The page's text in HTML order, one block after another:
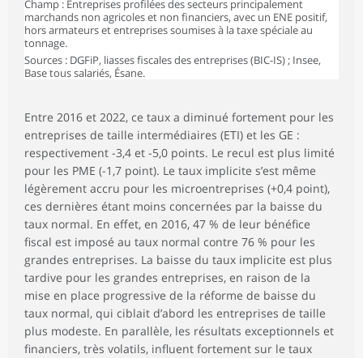
Champ : Entreprises profilées des secteurs principalement
marchands non agricoles et non financiers, avec un ENE positif,
hors armateurs et entreprises soumises à la taxe spéciale au
tonnage.
Sources : DGFiP, liasses fiscales des entreprises (BIC-IS) ; Insee,
Base tous salariés, Ésane.
Entre 2016 et 2022, ce taux a diminué fortement pour les
entreprises de taille intermédiaires (ETI) et les GE :
respectivement -3,4 et -5,0 points. Le recul est plus limité
pour les PME (-1,7 point). Le taux implicite s’est même
légèrement accru pour les microentreprises (+0,4 point),
ces dernières étant moins concernées par la baisse du
taux normal. En effet, en 2016, 47 % de leur bénéfice
fiscal est imposé au taux normal contre 76 % pour les
grandes entreprises. La baisse du taux implicite est plus
tardive pour les grandes entreprises, en raison de la
mise en place progressive de la réforme de baisse du
taux normal, qui ciblait d’abord les entreprises de taille
plus modeste. En parallèle, les résultats exceptionnels et
financiers, très volatils, influent fortement sur le taux